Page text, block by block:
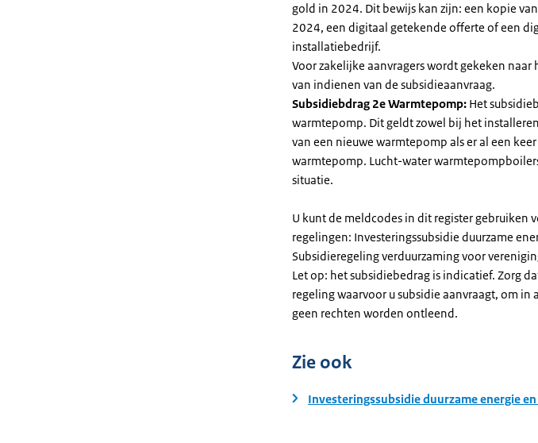
gold in 2024. Dit bewijs kan zijn: een kopie
2024, een digitaal getekende offerte of een
installatiebedrijf.
Voor zakelijke aanvragers wordt gekeken
van indienen van de subsidieaanvraag.
Subsidiebdrag 2e Warmtepomp: Het
warmtepomp. Dit geldt zowel bij het
van een nieuwe warmtepomp als er al een
warmtepomp. Lucht-water
situatie.
U kunt de meldcodes in dit register gebruiken
regelingen: Investeringssubsidie duurzame
Subsidieregeling verduurzaming voor
Let op: het subsidiebedrag is indicatief. Zorg
regeling waarvoor u subsidie aanvraagt, om
geen rechten worden ontleend.
Zie ook
Investeringssubsidie duurzame energie